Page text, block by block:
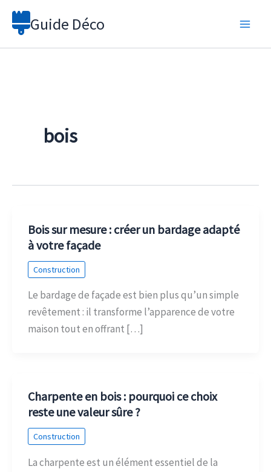
Aller
Guide Déco
bois
Bois sur mesure : créer un bardage adapté
à votre façade
Construction
Le bardage de façade est bien plus qu’un simple
revêtement : il transforme l’apparence de votre
maison tout en offrant […]
Charpente en bois : pourquoi ce choix
reste une valeur sûre ?
Construction
La charpente est un élément essentiel de la